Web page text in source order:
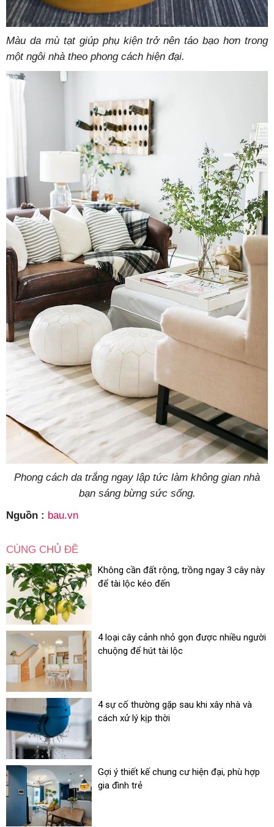
Màu da mù tạt giúp phụ kiện trở nên táo bạo hơn trong
một ngôi nhà theo phong cách hiện đại.
Phong cách da trắng ngay lập tức làm không gian nhà
bạn sáng bừng sức sống.
Nguồn : bau.vn
CÙNG CHỦ ĐỀ
Không cần đất rộng, trồng ngay 3 cây này
để tài lộc kéo đến
4 loại cây cảnh nhỏ gọn được nhiều người
chuộng để hút tài lộc
4 sự cố thường gặp sau khi xây nhà và
cách xử lý kịp thời
Gợi ý thiết kế chung cư hiện đại, phù hợp
gia đình trẻ